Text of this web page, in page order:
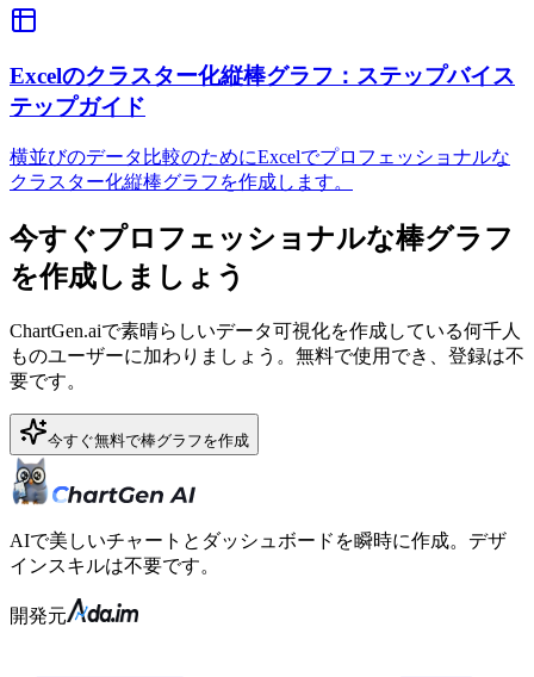
Excelのクラスター化縦棒グラフ：ステップバイス
テップガイド
横並びのデータ比較のためにExcelでプロフェッショナルな
クラスター化縦棒グラフを作成します。
今すぐプロフェッショナルな棒グラフ
を作成しましょう
ChartGen.aiで素晴らしいデータ可視化を作成している何千人
ものユーザーに加わりましょう。無料で使用でき、登録は不
要です。
今すぐ無料で棒グラフを作成
AIで美しいチャートとダッシュボードを瞬時に作成。デザ
インスキルは不要です。
開発元